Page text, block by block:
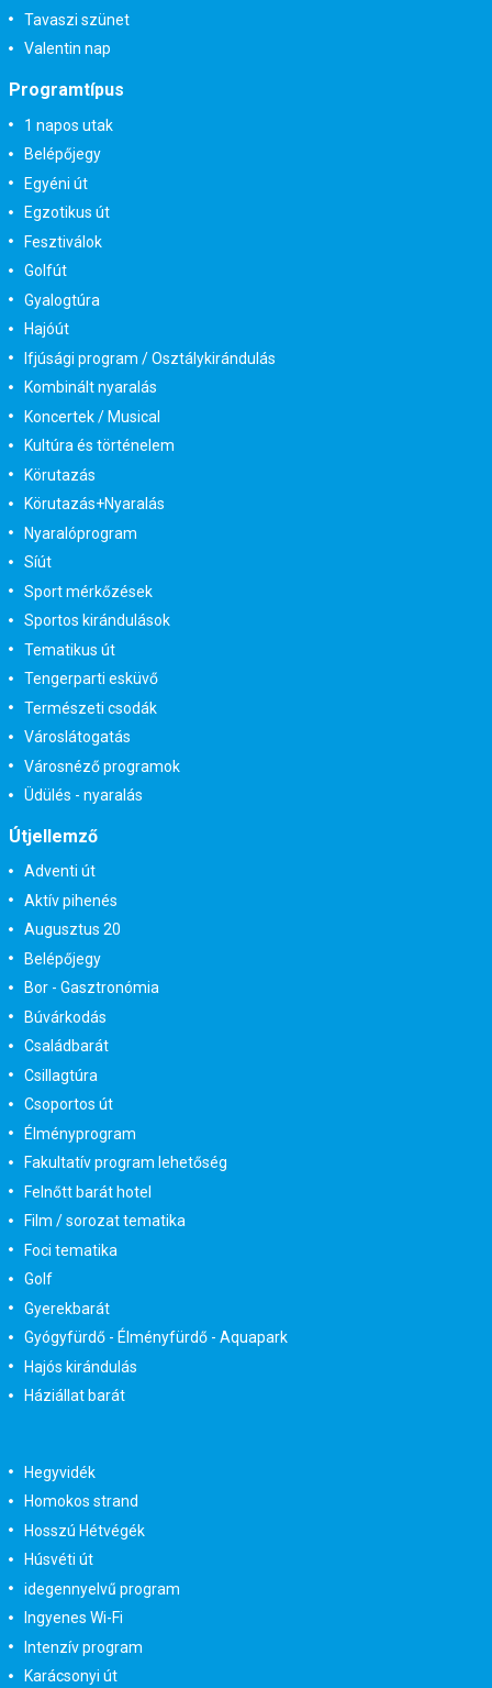
Tavaszi szünet
Valentin nap
Programtípus
1 napos utak
Belépőjegy
Egyéni út
Egzotikus út
Fesztiválok
Golfút
Gyalogtúra
Hajóút
Ifjúsági program / Osztálykirándulás
Kombinált nyaralás
Koncertek / Musical
Kultúra és történelem
Körutazás
Körutazás+Nyaralás
Nyaralóprogram
Síút
Sport mérkőzések
Sportos kirándulások
Tematikus út
Tengerparti esküvő
Természeti csodák
Városlátogatás
Városnéző programok
Üdülés - nyaralás
Útjellemző
Adventi út
Aktív pihenés
Augusztus 20
Belépőjegy
Bor - Gasztronómia
Búvárkodás
Családbarát
Csillagtúra
Csoportos út
Élményprogram
Fakultatív program lehetőség
Felnőtt barát hotel
Film / sorozat tematika
Foci tematika
Golf
Gyerekbarát
Gyógyfürdő - Élményfürdő - Aquapark
Hajós kirándulás
Háziállat barát
Hegyvidék
Homokos strand
Hosszú Hétvégék
Húsvéti út
idegennyelvű program
Ingyenes Wi-Fi
Intenzív program
Karácsonyi út